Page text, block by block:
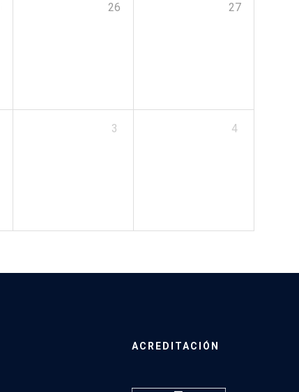
26 27
3 4
ACREDITACIÓN